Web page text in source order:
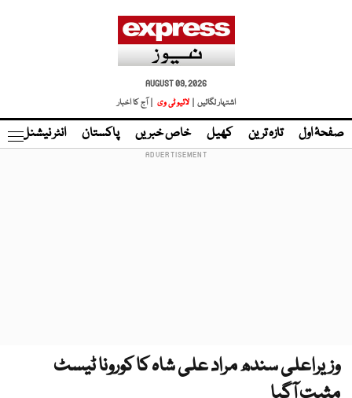
AUGUST 09, 2026
اشتہار لگائیں |
لائیو ٹی وی | آج کا اخبار
صفحۂ اول تازہ ترین کھیل خاص خبریں پاکستان انٹر نیشنل
وزیراعلی سندھ مراد علی شاہ کا کورونا ٹیسٹ